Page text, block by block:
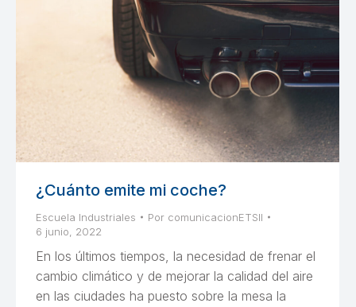
¿Cuánto emite mi coche?
Escuela Industriales Por comunicacionETSII
6 junio, 2022
En los últimos tiempos, la necesidad de frenar el
cambio climático y de mejorar la calidad del aire
en las ciudades ha puesto sobre la mesa la